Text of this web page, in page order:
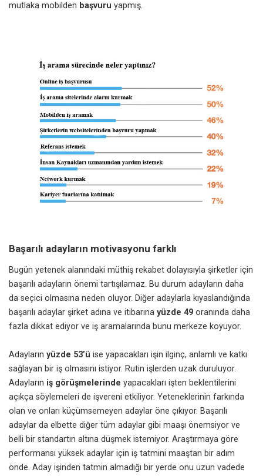
mutlaka mobilden başvuru yapmış.
Başarılı adayların motivasyonu farklı
Bugün yetenek alanındaki müthiş rekabet dolayısıyla şirketler için
başarılı adayların önemi tartışılamaz. Bu durum adayların daha
da seçici olmasına neden oluyor. Diğer adaylarla kıyaslandığında
başarılı adaylar şirket adına ve itibarına yüzde 49 oranında daha
fazla dikkat ediyor ve iş aramalarında bunu merkeze koyuyor.
Adayların yüzde 53’ü ise yapacakları işin ilginç, anlamlı ve katkı
sağlayan bir iş olmasını istiyor. Rutin işlerden uzak duruluyor.
Adayların iş görüşmelerinde yapacakları işten beklentilerini
açıkça söylemeleri de işvereni etkiliyor. Yeteneklerinin farkında
olan ve onları küçümsemeyen adaylar öne çıkıyor. Başarılı
adaylar da elbette diğer tüm adaylar gibi maaşı önemsiyor ve
belli bir standartın altına düşmek istemiyor. Araştırmaya göre
performansı yüksek adaylar için iş tatmini maaştan bir adım
önde. Aday işinden tatmin almadığı bir yerde onu uzun vadede